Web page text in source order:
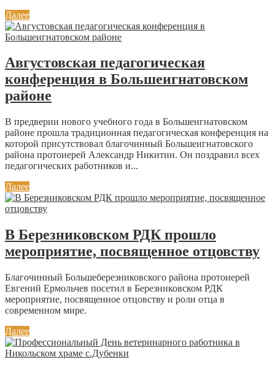
Далее
Августовская педагогическая
конференция в Большеигнатовском
районе
В предверии нового учебного года в Большеигнатовском
районе прошла традиционная педагогическая конференция на
которой присутствовал благочинный Большеигнатовского
района протоиерей Александр Никитин. Он поздравил всех
педагогических работников и...
Далее
В Березниковском РДК прошло
мероприятие, посвященное отцовству
Благочинный Большеберезниковского района протоиерей
Евгений Ермольчев посетил в Березниковском РДК
мероприятие, посвященное отцовству и роли отца в
современном мире.
Далее